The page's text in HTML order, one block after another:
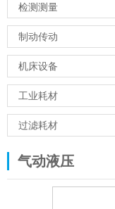
检测测量
制动传动
机床设备
工业耗材
过滤耗材
气动液压